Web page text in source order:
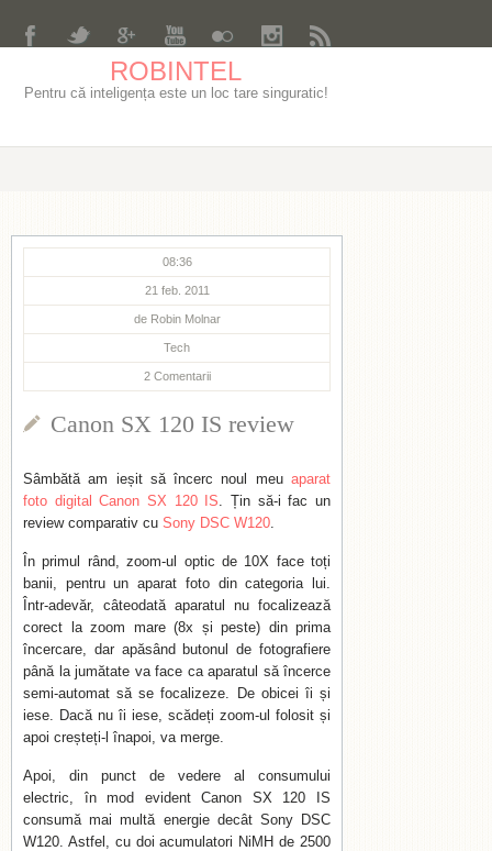
ROBINTEL
Pentru că inteligența este un loc tare singuratic!
08:36
21 feb. 2011
de Robin Molnar
Tech
2 Comentarii
Canon SX 120 IS review
Sâmbătă am ieșit să încerc noul meu aparat
foto digital Canon SX 120 IS. Țin să-i fac un
review comparativ cu Sony DSC W120.
În primul rând, zoom-ul optic de 10X face toți
banii, pentru un aparat foto din categoria lui.
Într-adevăr, câteodată aparatul nu focalizează
corect la zoom mare (8x și peste) din prima
încercare, dar apăsând butonul de fotografiere
până la jumătate va face ca aparatul să încerce
semi-automat să se focalizeze. De obicei îi și
iese. Dacă nu îi iese, scădeți zoom-ul folosit și
apoi creșteți-l înapoi, va merge.
Apoi, din punct de vedere al consumului
electric, în mod evident Canon SX 120 IS
consumă mai multă energie decât Sony DSC
W120. Astfel, cu doi acumulatori NiMH de 2500